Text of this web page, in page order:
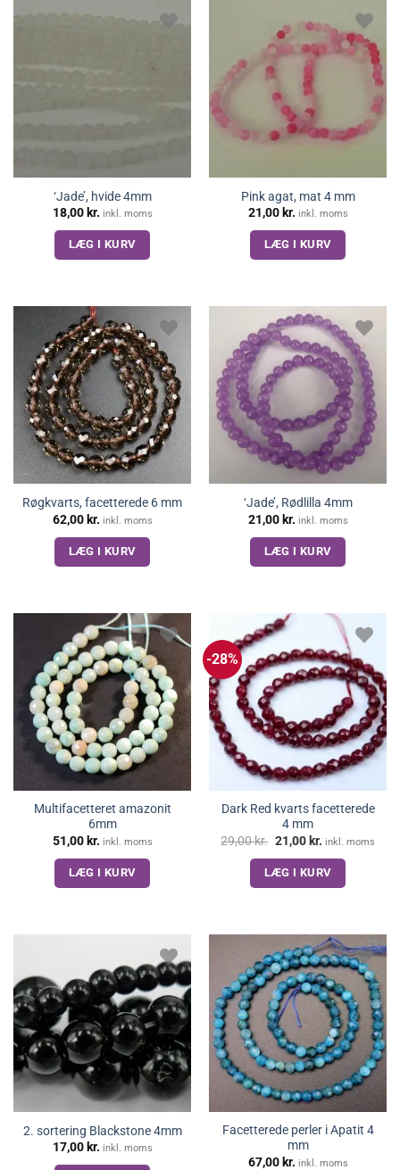
‘Jade’, hvide 4mm
18,00 kr. inkl. moms
LÆG I KURV
Pink agat, mat 4 mm
21,00 kr. inkl. moms
LÆG I KURV
Røgkvarts, facetterede 6 mm
62,00kr. inkl. moms
LÆG I KURV
‘Jade’, Rødlilla 4mm
21,00kr. inkl. moms
LÆG I KURV
Multifacetteret amazonit
6mm
51,00kr. inkl. moms
LÆG I KURV
-28%
Dark Red kvarts facetterede
4 mm
29,00kr. Den
oprindelige
pris
var:
29,00 kr..
21,00kr. Den
pris
er:
21,00 kr..
inkl. moms
LÆG I KURV
2. sortering Blackstone 4mm
17,00 kr. inkl. moms
Facetterede perler i Apatit 4
mm
67,00kr. inkl. moms